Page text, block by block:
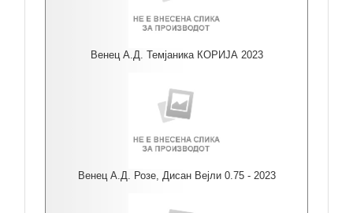
Венец А.Д. Темјаника КОРИЈА 2023
Венец А.Д. Розе, Дисан Вејли 0.75 - 2023